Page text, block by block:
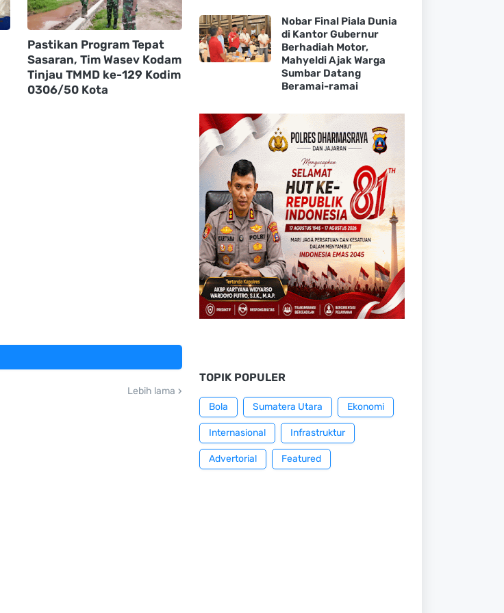
Pastikan Program Tepat
Sasaran, Tim Wasev Kodam
Tinjau TMMD ke-129 Kodim
0306/50 Kota
Lebih lama
Nobar Final Piala Dunia
di Kantor Gubernur
Berhadiah Motor,
Mahyeldi Ajak Warga
Sumbar Datang
Beramai-ramai
TOPIK POPULER
Bola Sumatera Utara Ekonomi
Internasional Infrastruktur
Advertorial Featured